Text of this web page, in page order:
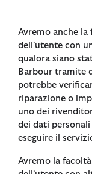
Avremo anche
dell'utente con
qualora siano
Barbour tramite
potrebbe
riparazione o
uno dei
dei dati
eseguire il
Avremo la